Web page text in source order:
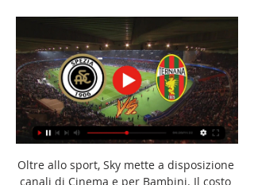
Oltre allo sport, Sky mette a disposizione
canali di Cinema e per Bambini. Il costo